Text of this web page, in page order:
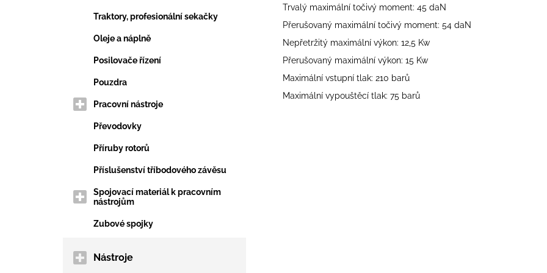
Traktory, profesionální sekačky
Oleje a náplně
Posilovače řízení
Pouzdra
Pracovní nástroje
Převodovky
Příruby rotorů
Příslušenství tříbodového závěsu
Spojovací materiál k pracovním
nástrojům
Zubové spojky
Nástroje
Trvalý maximální točivý moment: 45 daN
Přerušovaný maximální točivý moment: 54 daN
Nepřetržitý maximální výkon: 12,5 Kw
Přerušovaný maximální výkon: 15 Kw
Maximální vstupní tlak: 210 barů
Maximální vypouštěcí tlak: 75 barů